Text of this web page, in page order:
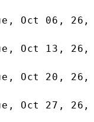
Oct 06, 26 ,
Oct 13, 26 ,
Oct 20, 26 ,
Oct 27, 26 ,